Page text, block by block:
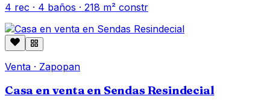
4 rec · 4 baños · 218 m² constr
Venta · Zapopan
Casa en venta en Sendas Resindecial